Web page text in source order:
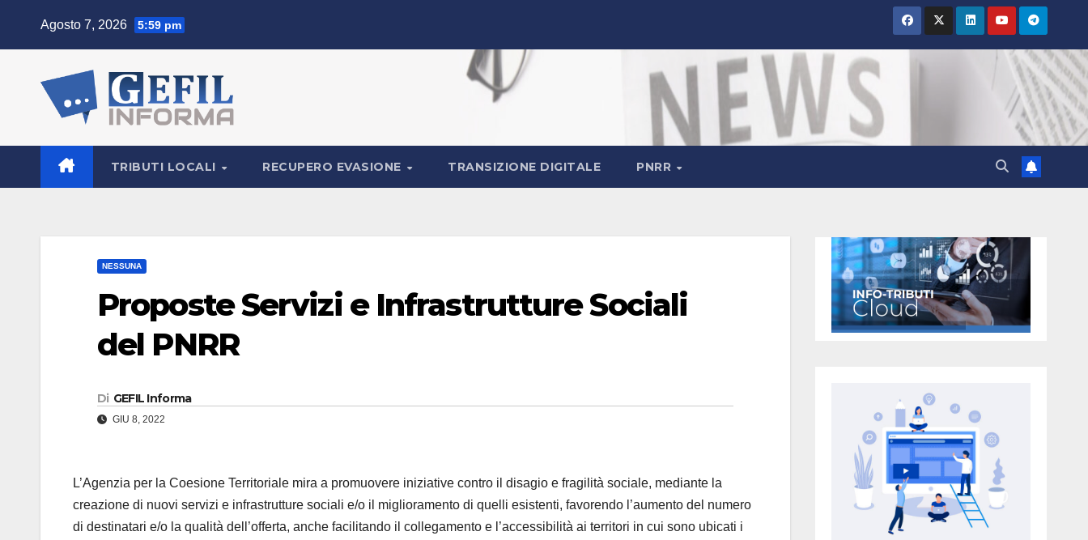
Agosto 7, 2026 5:59 pm
TRIBUTI LOCALI RECUPERO EVASIONE TRANSIZIONE DIGITALE PNRR
NESSUNA
Proposte Servizi e Infrastrutture Sociali
del PNRR
Di GEFIL Informa
GIU 8, 2022
L’Agenzia per la Coesione Territoriale mira a promuovere iniziative contro il disagio e fragilità sociale, mediante la
creazione di nuovi servizi e infrastrutture sociali e/o il miglioramento di quelli esistenti, favorendo l’aumento del numero
di destinatari e/o la qualità dell’offerta, anche facilitando il collegamento e l’accessibilità ai territori in cui sono ubicati i